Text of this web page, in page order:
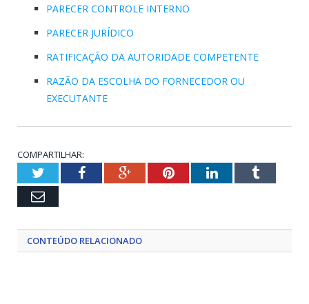
PARECER CONTROLE INTERNO
PARECER JURÍDICO
RATIFICAÇÃO DA AUTORIDADE COMPETENTE
RAZÃO DA ESCOLHA DO FORNECEDOR OU
EXECUTANTE
COMPARTILHAR:
TwitterFacebookGoogle+PinterestLinkedInTumblr
Email
CONTEÚDO RELACIONADO